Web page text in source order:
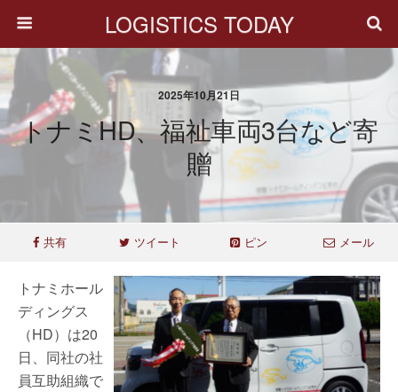
LOGISTICS TODAY
2025年10月21日
トナミHD、福祉車両3台など寄
贈
共有 ツイート ピン メール
トナミホール
ディングス
（HD）は20
日、同社の社
員互助組織で